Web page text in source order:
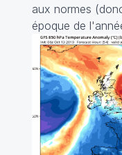
aux normes
époque de